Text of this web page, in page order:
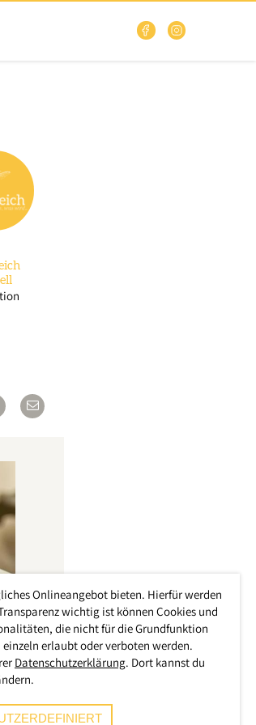
Onlineangebot bieten. Hierfür werden
wichtig ist können Cookies und
die nicht für die Grundfunktion
erlaubt oder verboten werden.
Datenschutzerklärung. Dort kannst du